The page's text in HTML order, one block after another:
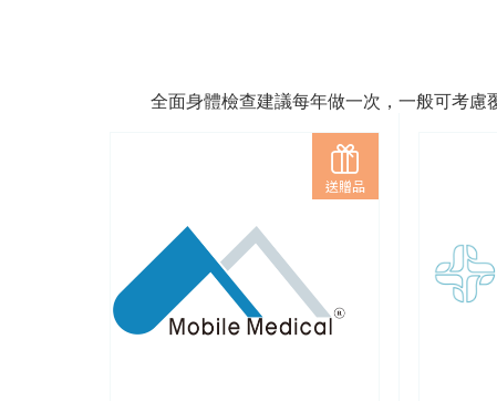
全面身體檢查建議每年做一次，一般可考慮
送贈品